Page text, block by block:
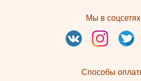
Мы в соцсетях
Способы